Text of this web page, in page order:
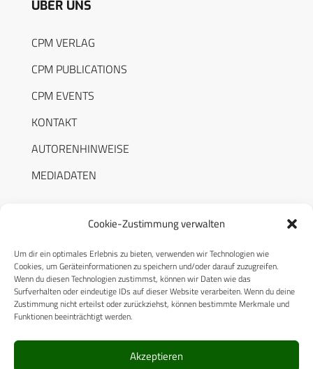
Cookie-Zustimmung verwalten
Um dir ein optimales Erlebnis zu bieten, verwenden wir Technologien wie
Cookies, um Geräteinformationen zu speichern und/oder darauf zuzugreifen.
Wenn du diesen Technologien zustimmst, können wir Daten wie das
Surfverhalten oder eindeutige IDs auf dieser Website verarbeiten. Wenn du deine
Zustimmung nicht erteilst oder zurückziehst, können bestimmte Merkmale und
Funktionen beeinträchtigt werden.
Akzeptieren
ÜBER UNS
CPM VERLAG
CPM PUBLICATIONS
CPM EVENTS
KONTAKT
AUTORENHINWEISE
MEDIADATEN
RECHTLICHES
Datenschutzerklärung
Cookie-Richtlinie (EU)